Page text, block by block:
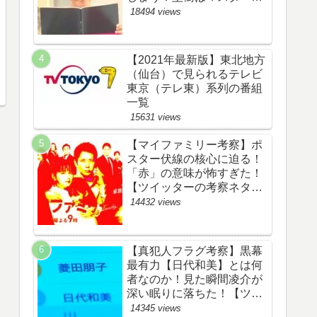
野渉とバタコの子供か！
作犯人キャスト黒幕伏線ま
とめ】
18494 views
【2021年最新版】東北地方
（仙台）で見られるテレビ
東京（テレ東）系列の番組
一覧
15631 views
【マイファミリー考察】ポ
スター伏線の核心に迫る！
「赤」の意味が怖すぎた！
【ツイッターの考察ネタバ
レ評価黒幕評判感想批判原
14432 views
【真犯人フラグ考察】黒幕
最有力【日代和美】とは何
者なのか！見た瞬間凌介が
深い眠りに落ちた！【ツイ
ッターの考察ネタバレ感想
14345 views